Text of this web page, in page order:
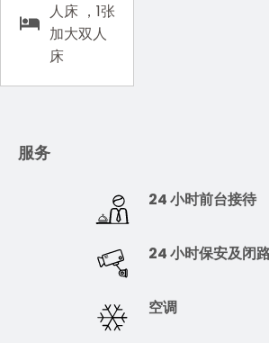
人床 ，1张
加大双人
床
服务
24 小时前台接待
24 小时保安及闭
空调